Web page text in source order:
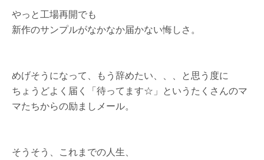
やっと工場再開でも
新作のサンプルがなかなか届かない悔しさ。
めげそうになって、もう辞めたい、、、と思う度に
ちょうどよく届く「待ってます☆」というたくさんのマ
マたちからの励ましメール。
そうそう、これまでの人生、